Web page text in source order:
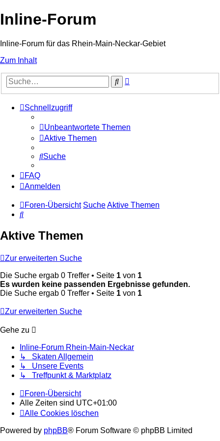
Inline-Forum
Inline-Forum für das Rhein-Main-Neckar-Gebiet
Zum Inhalt
Suche
Schnellzugriff
Unbeantwortete Themen
Aktive Themen
Suche
FAQ
Anmelden
Foren-Übersicht SucheAktive Themen
Suche
Aktive Themen
Zur erweiterten Suche
Die Suche ergab 0 Treffer • Seite 1 von 1
Es wurden keine passenden Ergebnisse gefunden.
Die Suche ergab 0 Treffer • Seite 1 von 1
Zur erweiterten Suche
Gehe zu
Inline-Forum Rhein-Main-Neckar
↳ Skaten Allgemein
↳ Unsere Events
↳ Treffpunkt & Marktplatz
Foren-Übersicht
Alle Zeiten sind UTC+01:00
Alle Cookies löschen
Powered by phpBB® Forum Software © phpBB Limited